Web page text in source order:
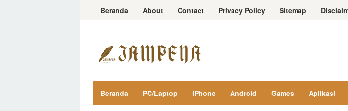
LoncatBeranda About Contact Privacy Policy Sitemap
Beranda PC/Laptop iPhone Android Games Aplikasi